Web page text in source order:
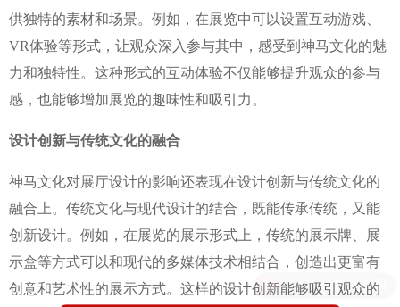
供独特的素材和场景。例如，在展览中可以设置互动游戏、
VR体验等形式，让观众深入参与其中，感受到神马文化的魅
力和独特性。这种形式的互动体验不仅能够提升观众的参与
感，也能够增加展览的趣味性和吸引力。
设计创新与传统文化的融合
神马文化对展厅设计的影响还表现在设计创新与传统文化的
融合上。传统文化与现代设计的结合，既能传承传统，又能
创新设计。例如，在展览的展示形式上，传统的展示牌、展
示盒等方式可以和现代的多媒体技术相结合，创造出更富有
创意和艺术性的展示方式。这样的设计创新能够吸引观众的